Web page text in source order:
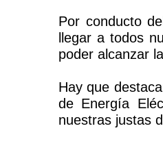
Por conducto
llegar a todos
poder alcanzar
Hay que
de Energía
nuestras justas